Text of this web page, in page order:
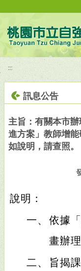
:::
訊息公告
主旨：有關本市
進方案」教師增
如說明，請查照。
說明：
一、 依據
畫辦理
二、
旨揭